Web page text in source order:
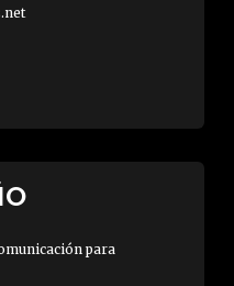
para